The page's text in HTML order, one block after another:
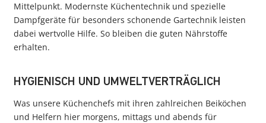
Mittelpunkt. Modernste Küchentechnik und spezielle
Dampfgeräte für besonders schonende Gartechnik leisten
dabei wertvolle Hilfe. So bleiben die guten Nährstoffe
erhalten.
HYGIENISCH UND UMWELTVERTRÄGLICH
Was unsere Küchenchefs mit ihren zahlreichen Beiköchen
und Helfern hier morgens, mittags und abends für